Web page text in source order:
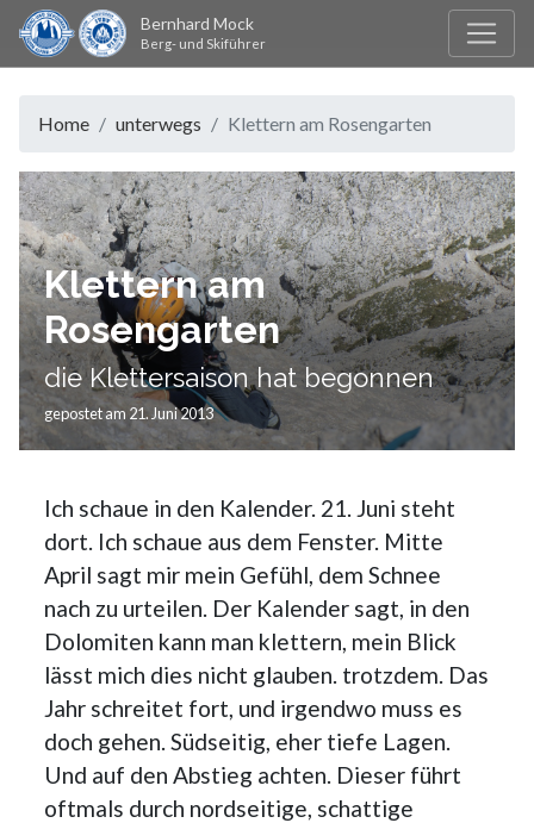
Bernhard Mock
Berg- und Skiführer
Home unterwegs Klettern am Rosengarten
Klettern am
Rosengarten
die Klettersaison hat begonnen
gepostet am 21. Juni 2013
Ich schaue in den Kalender. 21. Juni steht
dort. Ich schaue aus dem Fenster. Mitte
April sagt mir mein Gefühl, dem Schnee
nach zu urteilen. Der Kalender sagt, in den
Dolomiten kann man klettern, mein Blick
lässt mich dies nicht glauben. trotzdem. Das
Jahr schreitet fort, und irgendwo muss es
doch gehen. Südseitig, eher tiefe Lagen.
Und auf den Abstieg achten. Dieser führt
oftmals durch nordseitige, schattige